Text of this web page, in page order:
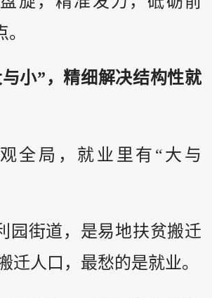
小”，精细解决结构性就
全局，就业里有“大与
园街道，是易地扶贫搬迁
迁人口，最愁的是就业。